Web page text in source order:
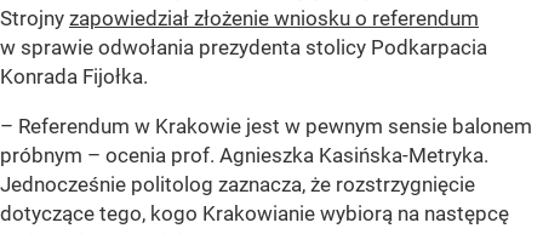
Strojny zapowiedział złożenie wniosku o referendum
w sprawie odwołania prezydenta stolicy Podkarpacia
Konrada Fijołka.
– Referendum w Krakowie jest w pewnym sensie balonem
próbnym – ocenia prof. Agnieszka Kasińska-Metryka.
Jednocześnie politolog zaznacza, że rozstrzygnięcie
dotyczące tego, kogo Krakowianie wybiorą na następcę